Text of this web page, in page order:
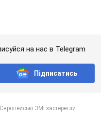
на нас в Telegram
Підписатись
Європейські ЗМІ застерегли...